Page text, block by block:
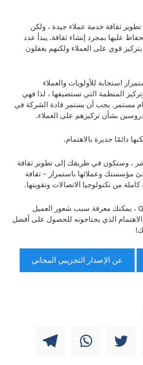
ثقافة خدمة عملاء جيدة ، ولكن
عليها بمجرد إنشاء ثقافة. يبدأ عدد
قوي على العملاء ولكنهم يغفلون
استجابة للأولويات والعملاء
المنظمة التي تستضيفها ، لذا فهي
مستمر. يجب أن يستمر قادة الشركة في
بشأن تركيزهم على العملاء.
دائمًا جديرة بالاهتمام.
، وستكون في طريقك إلى تطوير ثقافة
مؤسستك وعملائها باستمرار – ثقافة
من تكنولوجيا الاتصالات وتقويتها.
بمساعدة QuestionPro ، يمكنك معرفة سبب شعور العميل
الذي يحتاجونه للحصول على أفضل
عن الإصدار التجريبي المجاني